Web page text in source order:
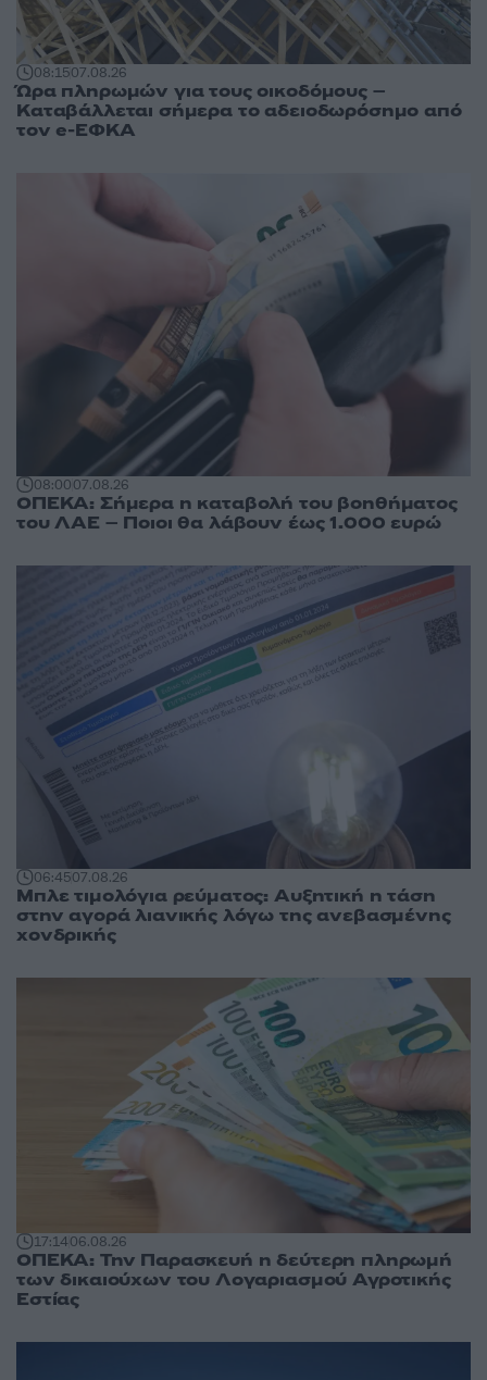
08:1507.08.26
Ώρα πληρωμών για τους οικοδόμους –
Καταβάλλεται σήμερα το αδειοδωρόσημο από
τον e-ΕΦΚΑ
08:0007.08.26
ΟΠΕΚΑ: Σήμερα η καταβολή του βοηθήματος
του ΛΑΕ – Ποιοι θα λάβουν έως 1.000 ευρώ
06:4507.08.26
Μπλε τιμολόγια ρεύματος: Αυξητική η τάση
στην αγορά λιανικής λόγω της ανεβασμένης
χονδρικής
17:1406.08.26
ΟΠΕΚΑ: Την Παρασκευή η δεύτερη πληρωμή
των δικαιούχων του Λογαριασμού Αγροτικής
Εστίας